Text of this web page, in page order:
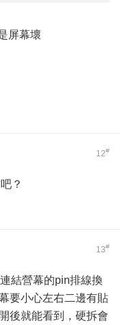
屏幕壞
12#
？
13#
結營幕的pin排線換
要小心左右二邊有貼
後就能看到，硬拆會